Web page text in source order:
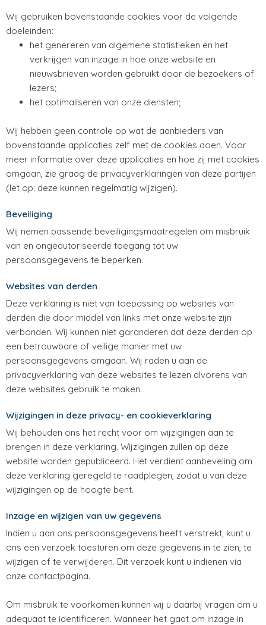
Wij gebruiken bovenstaande cookies voor de volgende
doeleinden:
het genereren van algemene statistieken en het
verkrijgen van inzage in hoe onze website en
nieuwsbrieven worden gebruikt door de bezoekers of
lezers;
het optimaliseren van onze diensten;
Wij hebben geen controle op wat de aanbieders van
bovenstaande applicaties zelf met de cookies doen. Voor
meer informatie over deze applicaties en hoe zij met cookies
omgaan, zie graag de privacyverklaringen van deze partijen
(let op: deze kunnen regelmatig wijzigen).
Beveiliging
Wij nemen passende beveiligingsmaatregelen om misbruik
van en ongeautoriseerde toegang tot uw
persoonsgegevens te beperken.
Websites van derden
Deze verklaring is niet van toepassing op websites van
derden die door middel van links met onze website zijn
verbonden. Wij kunnen niet garanderen dat deze derden op
een betrouwbare of veilige manier met uw
persoonsgegevens omgaan. Wij raden u aan de
privacyverklaring van deze websites te lezen alvorens van
deze websites gebruik te maken.
Wijzigingen in deze privacy- en cookieverklaring
Wij behouden ons het recht voor om wijzigingen aan te
brengen in deze verklaring. Wijzigingen zullen op deze
website worden gepubliceerd. Het verdient aanbeveling om
deze verklaring geregeld te raadplegen, zodat u van deze
wijzigingen op de hoogte bent.
Inzage en wijzigen van uw gegevens
Indien u aan ons persoonsgegevens heeft verstrekt, kunt u
ons een verzoek toesturen om deze gegevens in te zien, te
wijzigen of te verwijderen. Dit verzoek kunt u indienen via
onze contactpagina.
Om misbruik te voorkomen kunnen wij u daarbij vragen om u
adequaat te identificeren. Wanneer het gaat om inzage in